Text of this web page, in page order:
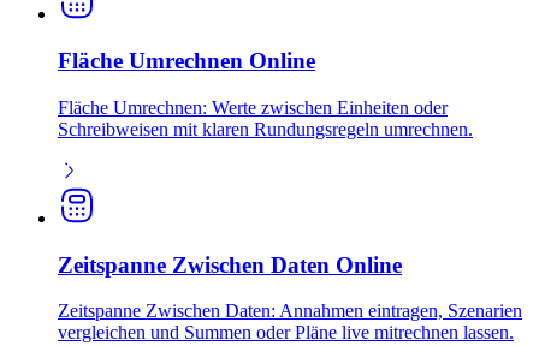
Fläche Umrechnen Online
Fläche Umrechnen: Werte zwischen Einheiten oder
Schreibweisen mit klaren Rundungsregeln umrechnen.
Zeitspanne Zwischen Daten Online
Zeitspanne Zwischen Daten: Annahmen eintragen, Szenarien
vergleichen und Summen oder Pläne live mitrechnen lassen.